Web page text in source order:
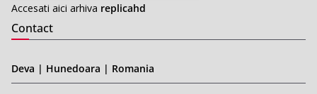
Accesati aici arhiva replicahd
Contact
Deva | Hunedoara | Romania